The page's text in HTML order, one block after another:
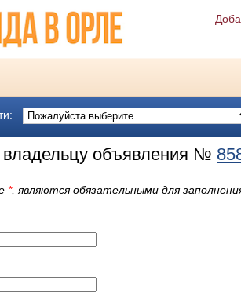
объявления №
*, являются обязательными для